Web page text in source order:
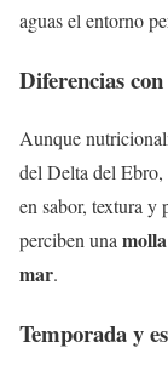
aguas el entorno
Diferencias
Aunque
del Delta del Ebro,
en sabor, textura y
perciben una
mar.
Temporada y